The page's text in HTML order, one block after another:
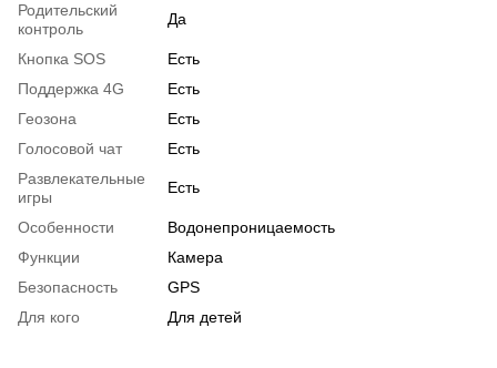
Родительский
контроль
Да
Кнопка SOS
Есть
Поддержка 4G
Есть
Геозона
Есть
Голосовой чат
Есть
Развлекательные
игры
Есть
Особенности
Водонепроницаемость
Функции
Камера
Безопасность
GPS
Для кого
Для детей